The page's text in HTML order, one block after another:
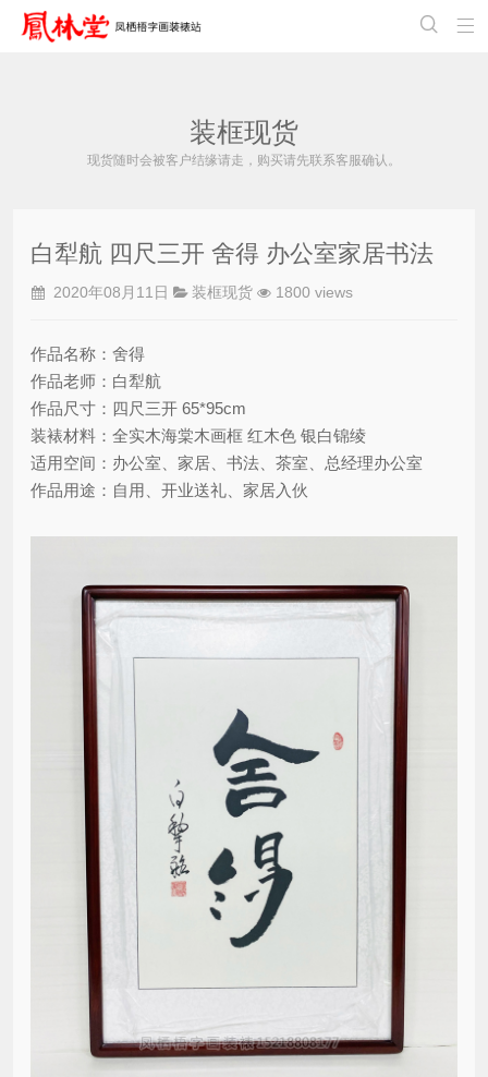


装框现货
现货随时会被客户结缘请走，购买请先联系客服确认。
白犁航 四尺三开 舍得 办公室家居书法
2020年08月11日 装框现货 1800 views
作品名称：舍得
作品老师：白犁航
作品尺寸：四尺三开 65*95cm
装裱材料：全实木海棠木画框 红木色 银白锦绫
适用空间：办公室、家居、书法、茶室、总经理办公室
作品用途：自用、开业送礼、家居入伙